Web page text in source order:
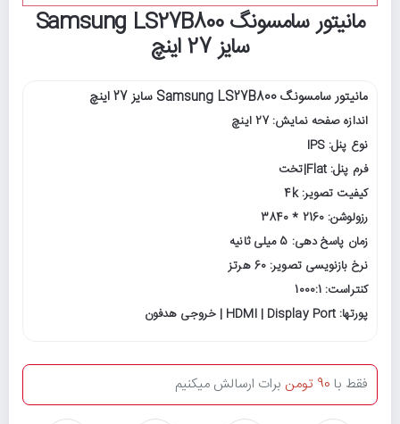
مانیتور سامسونگ Samsung LS27B800
سایز 27 اینچ
مانیتور سامسونگ Samsung LS27B800 سایز 27 اینچ
اندازه صفحه نمایش: 27 اینچ
نوع پنل: IPS
فرم پنل: Flat|تخت
کیفیت تصویر: 4k
رزولوشن: 2160 * 3840
زمان پاسخ دهی: 5 میلی ثانیه
نرخ بازنویسی تصویر: 60 هرتز
کنتراست: 1000:1
پورتها: HDMI | Display Port | خروجی هدفون
فقط با 90 تومن برات ارسالش میکنیم